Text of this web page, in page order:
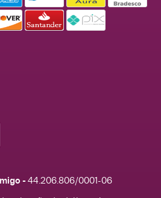
- 44.206.806/0001-06